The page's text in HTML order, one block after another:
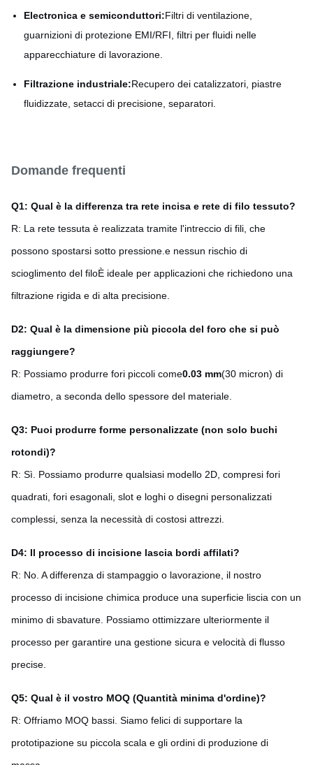
Electronica e semiconduttori:Filtri di ventilazione,
guarnizioni di protezione EMI/RFI, filtri per fluidi nelle
apparecchiature di lavorazione.
Filtrazione industriale:Recupero dei catalizzatori, piastre
fluidizzate, setacci di precisione, separatori.
Domande frequenti
Q1: Qual è la differenza tra rete incisa e rete di filo tessuto?
R: La rete tessuta è realizzata tramite l'intreccio di fili, che
possono spostarsi sotto pressione.e nessun rischio di
scioglimento del filoÈ ideale per applicazioni che richiedono una
filtrazione rigida e di alta precisione.
D2: Qual è la dimensione più piccola del foro che si può
raggiungere?
R: Possiamo produrre fori piccoli come0.03 mm(30 micron) di
diametro, a seconda dello spessore del materiale.
Q3: Puoi produrre forme personalizzate (non solo buchi
rotondi)?
R: Sì. Possiamo produrre qualsiasi modello 2D, compresi fori
quadrati, fori esagonali, slot e loghi o disegni personalizzati
complessi, senza la necessità di costosi attrezzi.
D4: Il processo di incisione lascia bordi affilati?
R: No. A differenza di stampaggio o lavorazione, il nostro
processo di incisione chimica produce una superficie liscia con un
minimo di sbavature. Possiamo ottimizzare ulteriormente il
processo per garantire una gestione sicura e velocità di flusso
precise.
Q5: Qual è il vostro MOQ (Quantità minima d'ordine)?
R: Offriamo MOQ bassi. Siamo felici di supportare la
prototipazione su piccola scala e gli ordini di produzione di